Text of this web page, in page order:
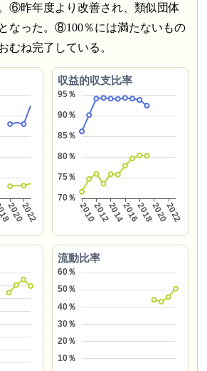
⑥昨年度より改善され、類似団体
なった。⑧100％には満たないもの
むね完了している。
収益的収支比率
流動比率